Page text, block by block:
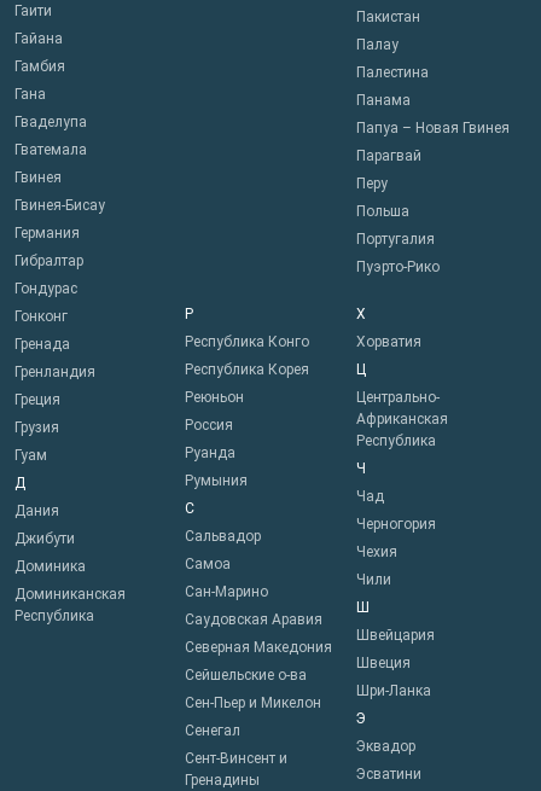
Гаити
Гайана
Гамбия
Гана
Гваделупа
Гватемала
Гвинея
Гвинея-Бисау
Германия
Гибралтар
Гондурас
Гонконг
Гренада
Гренландия
Греция
Грузия
Гуам
Д
Дания
Джибути
Доминика
Доминиканская
Республика
Пакистан
Палау
Палестина
Панама
Папуа – Новая Гвинея
Парагвай
Перу
Польша
Португалия
Пуэрто-Рико
Р
Республика Конго
Республика Корея
Реюньон
Россия
Руанда
Румыния
С
Сальвадор
Самоа
Сан-Марино
Саудовская Аравия
Северная Македония
Сейшельские о-ва
Сен-Пьер и Микелон
Сенегал
Сент-Винсент и
Гренадины
Х
Хорватия
Ц
Центрально-
Африканская
Республика
Ч
Чад
Черногория
Чехия
Чили
Ш
Швейцария
Швеция
Шри-Ланка
Э
Эквадор
Эсватини